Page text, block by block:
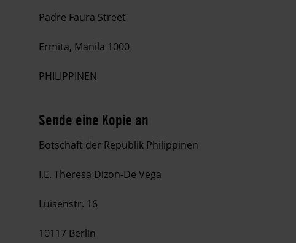
Padre Faura Street
Ermita, Manila 1000
PHILIPPINEN
Sende eine Kopie an
Botschaft der Republik Philippinen
I.E. Theresa Dizon-De Vega
Luisenstr. 16
10117 Berlin